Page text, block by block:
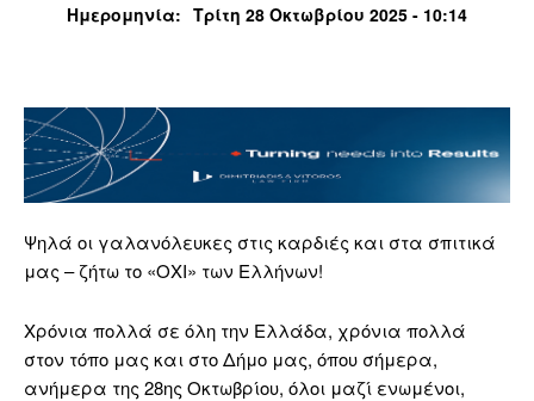
Ημερομηνία: Τρίτη 28 Οκτωβρίου 2025 - 10:14
Ψηλά οι γαλανόλευκες στις καρδιές και στα σπιτικά
μας – ζήτω το «ΟΧΙ» των Ελλήνων!
Χρόνια πολλά σε όλη την Ελλάδα, χρόνια πολλά
στον τόπο μας και στο Δήμο μας, όπου σήμερα,
ανήμερα της 28ης Οκτωβρίου, όλοι μαζί ενωμένοι,